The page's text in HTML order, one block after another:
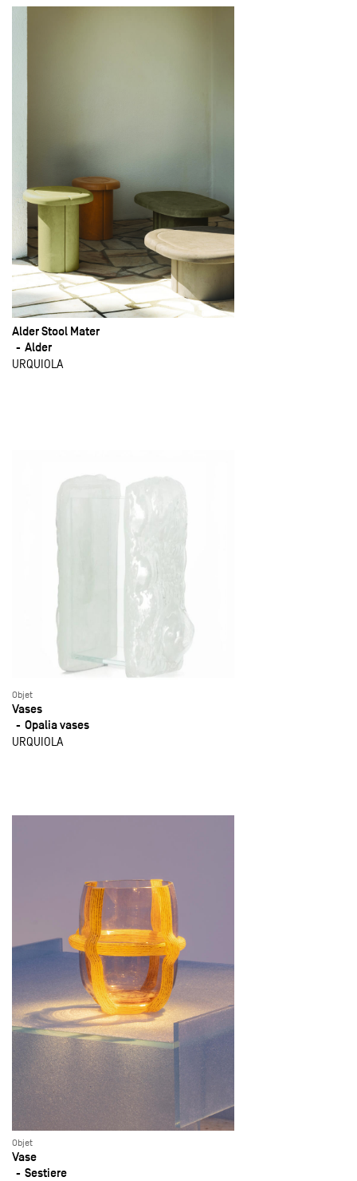
Alder Stool Mater
Alder
URQUIOLA
Objet
Vases
Opalia vases
URQUIOLA
Objet
Vase
Sestiere